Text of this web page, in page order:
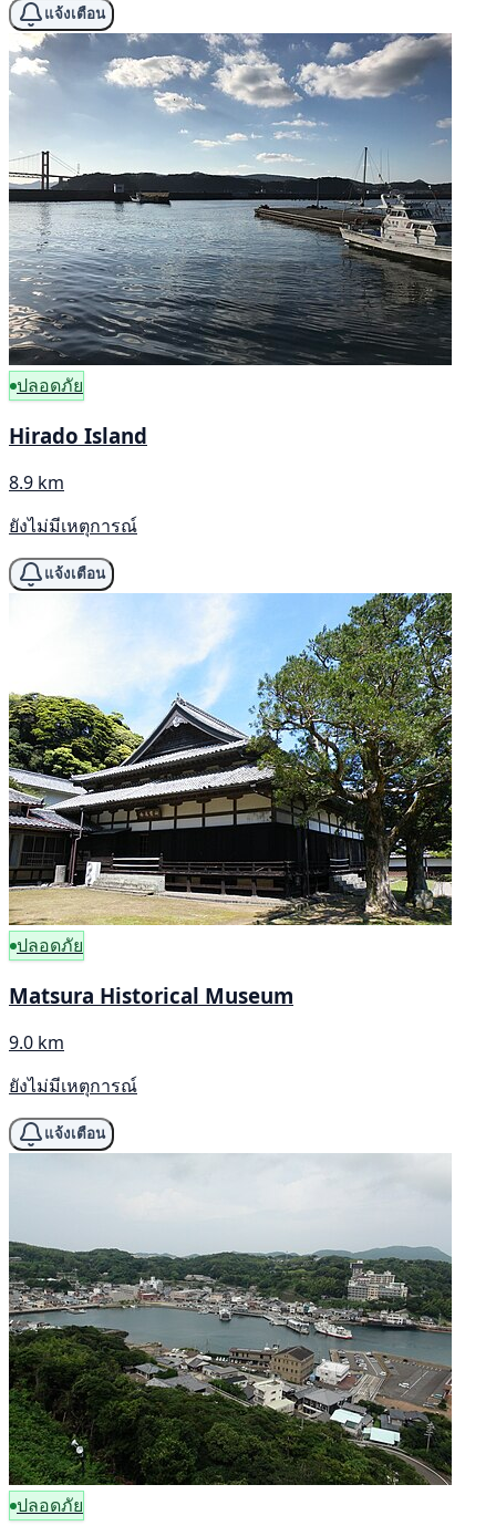
แจ้งเตือน
ปลอดภัย
Hirado Island
8.9 km
ยังไม่มีเหตุการณ์
แจ้งเตือน
ปลอดภัย
Matsura Historical Museum
9.0 km
ยังไม่มีเหตุการณ์
แจ้งเตือน
ปลอดภัย